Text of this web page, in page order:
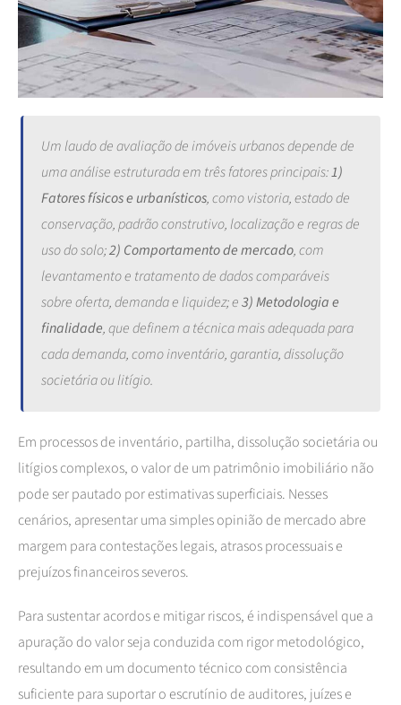
Um laudo de avaliação de imóveis urbanos depende de
uma análise estruturada em três fatores principais:1)
Fatores físicos e urbanísticos, como vistoria, estado de
conservação, padrão construtivo, localização e regras de
uso do solo;2) Comportamento de mercado, com
levantamento e tratamento de dados comparáveis
sobre oferta, demanda e liquidez; e3) Metodologia e
finalidade, que definem a técnica mais adequada para
cada demanda, como inventário, garantia, dissolução
societária ou litígio.
Em processos de inventário, partilha, dissolução societária ou
litígios complexos, o valor de um patrimônio imobiliário não
pode ser pautado por estimativas superficiais. Nesses
cenários, apresentar uma simples opinião de mercado abre
margem para contestações legais, atrasos processuais e
prejuízos financeiros severos.
Para sustentar acordos e mitigar riscos, é indispensável que a
apuração do valor seja conduzida com rigor metodológico,
resultando em um documento técnico com consistência
suficiente para suportar o escrutínio de auditores, juízes e